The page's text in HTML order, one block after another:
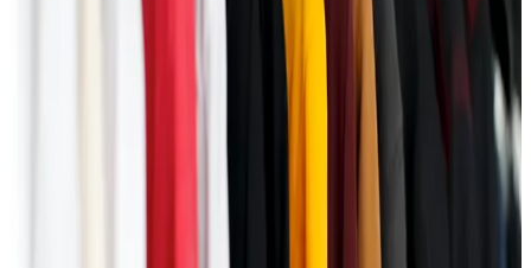
Podrška lokalnim kreatorcima